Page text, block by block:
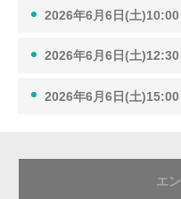
2026年6月6日(土
2026年6月6日(土
2026年6月6日(土
エ